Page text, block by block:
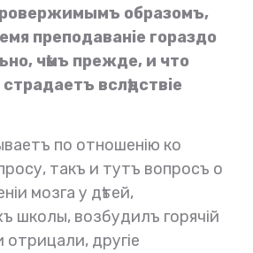
образомъ,
преподаваніе гораздо
чѣмъ прежде, и что
вслѣдствіе
по отношенію ко
такъ и тутъ вопросъ о
мозга у дѣтей,
школы, возбудилъ горячій
отрицали, другіе